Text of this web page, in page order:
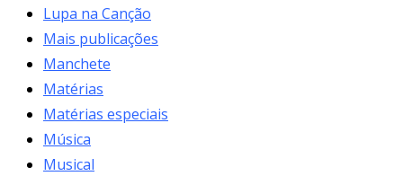
Lupa na Canção
Mais publicações
Manchete
Matérias
Matérias especiais
Música
Musical